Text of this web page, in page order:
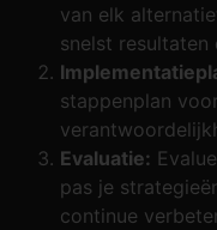
van elk
snelst resultaten
stappenplan
Evaluatie:
pas je
continue